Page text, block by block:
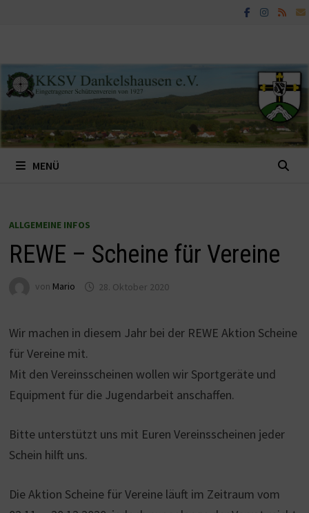
MENÜ
ALLGEMEINE INFOS
REWE – Scheine für Vereine
von Mario 28. Oktober 2020
Wir machen in diesem Jahr bei der REWE Aktion Scheine
für Vereine mit.
Mit den Vereinsscheinen wollen wir Sportgeräte und
Equipment für die Jugendarbeit anschaffen.
Bitte unterstützt uns mit Euren Vereinsscheinen jeder
Schein hilft uns.
Die Aktion Scheine für Vereine läuft im Zeitraum vom